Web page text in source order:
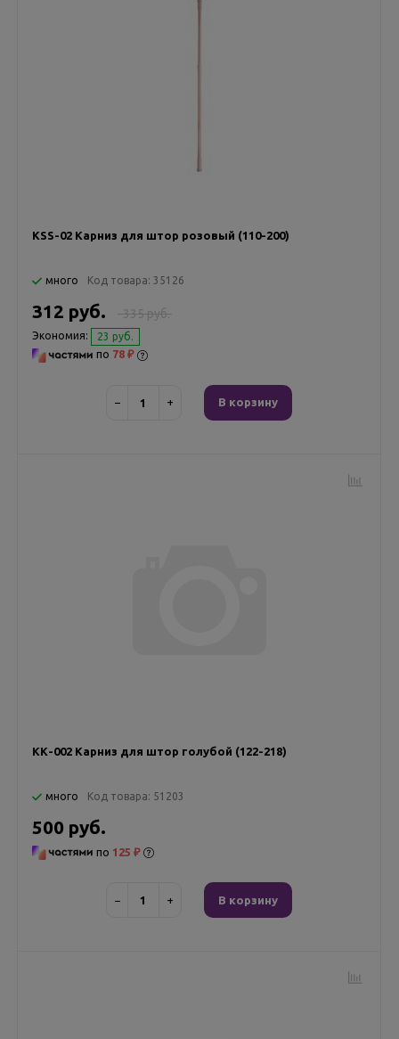
KSS-02 Карниз для штор розовый (110-200)
много Код товара: 35126
335 руб.
312 руб.
Экономия: 23 руб.
по 78 ₽
− + В корзину
KК-002 Карниз для штор голубой (122-218)
много Код товара: 51203
500 руб.
по 125 ₽
− + В корзину